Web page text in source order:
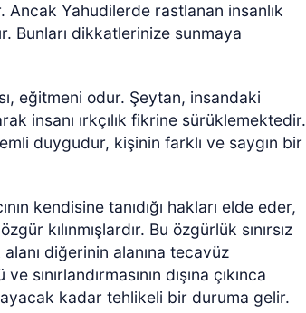
Yahudilerde rastlanan insanlık
Bunları dikkatlerinize sunmaya
eğitmeni odur. Şeytan, insandaki
insanı ırkçılık fikrine sürüklemektedir.
duygudur, kişinin farklı ve saygın bir
kendisine tanıdığı hakları elde eder,
kılınmışlardır. Bu özgürlük sınırsız
diğerinin alanına tecavüz
sınırlandırmasının dışına çıkınca
kadar tehlikeli bir duruma gelir.